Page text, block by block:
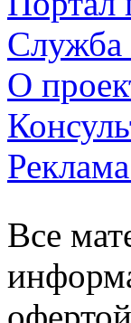
Служба
О
Все